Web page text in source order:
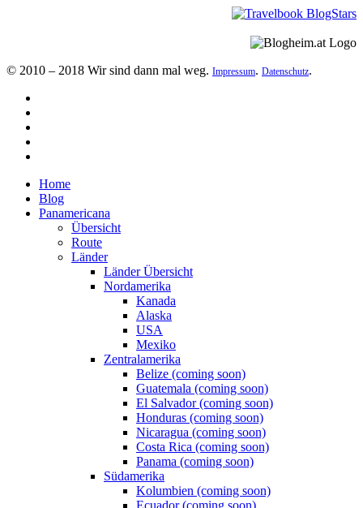
© 2010 – 2018 Wir sind dann mal weg. Impressum. Datenschutz.
Home
Blog
Panamericana
Übersicht
Route
Länder
Länder Übersicht
Nordamerika
Kanada
Alaska
USA
Mexiko
Zentralamerika
Belize (coming soon)
Guatemala (coming soon)
El Salvador (coming soon)
Honduras (coming soon)
Nicaragua (coming soon)
Costa Rica (coming soon)
Panama (coming soon)
Südamerika
Kolumbien (coming soon)
Ecuador (coming soon)